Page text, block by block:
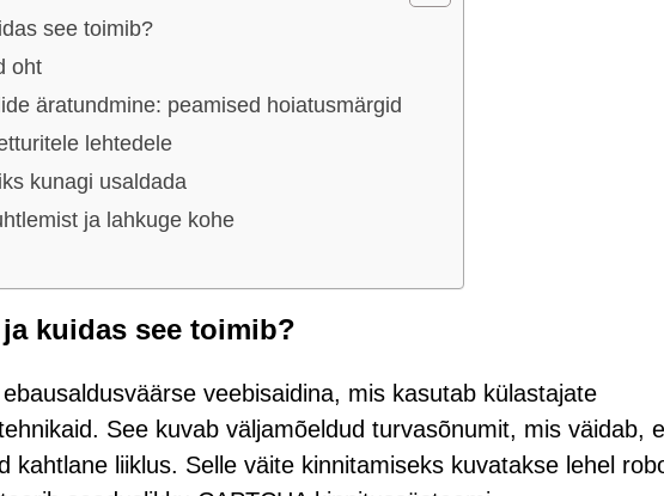
see toimib?
oht
äratundmine: peamised hoiatusmärgid
lehtedele
kunagi usaldada
ja lahkuge kohe
kuidas see toimib?
veebisaidina, mis kasutab külastajate
See kuvab väljamõeldud turvasõnumit, mis väidab,
kahtlane liiklus. Selle väite kinnitamiseks kuvatakse lehel